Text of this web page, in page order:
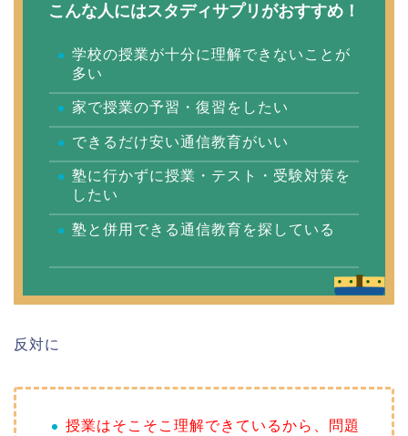
こんな人にはスタディサプリがおすすめ！
学校の授業が十分に理解できないことが
多い
家で授業の予習・復習をしたい
できるだけ安い通信教育がいい
塾に行かずに授業・テスト・受験対策を
したい
塾と併用できる通信教育を探している
反対に
授業はそこそこ理解できているから、問題